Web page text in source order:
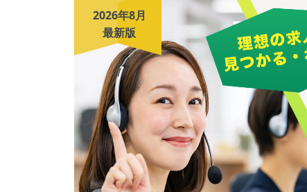
2026年8月
最新版